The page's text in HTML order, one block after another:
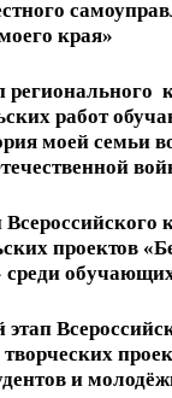
края»
регионального
работ
моей семьи
проектов
среди обу
и